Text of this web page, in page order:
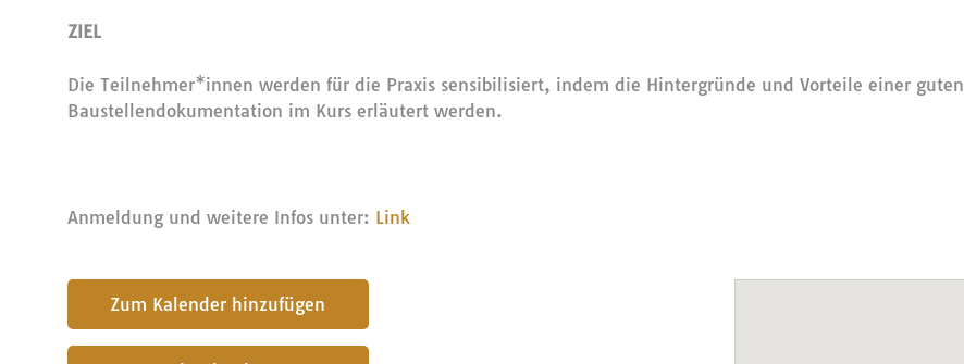
ZIEL
Die Teilnehmer*innen werden für die Praxis sensibilisiert, indem die Hintergründe und Vorteile einer guten
Baustellendokumentation im Kurs erläutert werden.
Anmeldung und weitere Infos unter: Link